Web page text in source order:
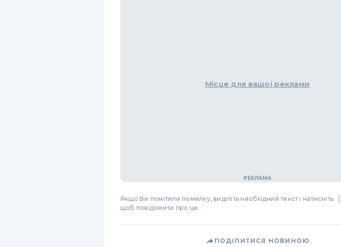
Місце для вашої реклами
Якщо Ви помітили помилку, виділіть необхідний текст і натисніть
щоб повідомити про це.
ПОДІЛИТИСЯ НОВИНОЮ